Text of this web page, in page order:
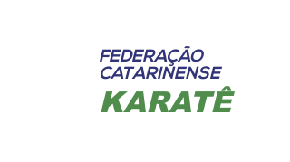
FEDERAÇÃO
CATARINENSE
KARATÊ